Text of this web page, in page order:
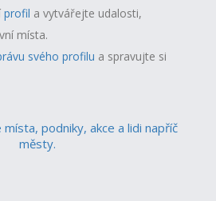
profil a vytvářejte udalosti,
místa.
svého profilu a spravujte si
podniky, akce a lidi napříč
městy.